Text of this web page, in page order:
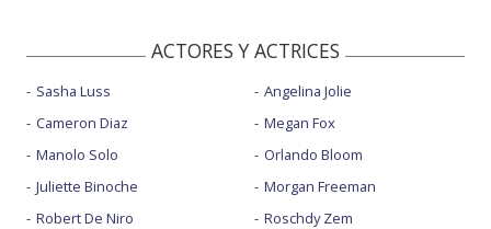
ACTORES Y ACTRICES
Sasha Luss
Cameron Diaz
Manolo Solo
Juliette Binoche
Robert De Niro
Angelina Jolie
Megan Fox
Orlando Bloom
Morgan Freeman
Roschdy Zem